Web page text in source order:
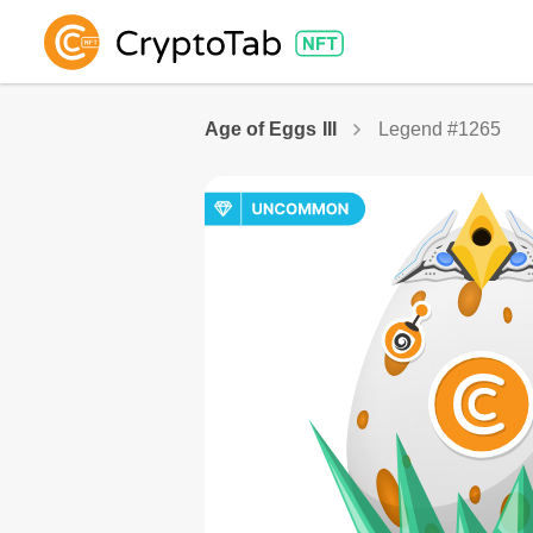
Age of Eggs III Legend #1265